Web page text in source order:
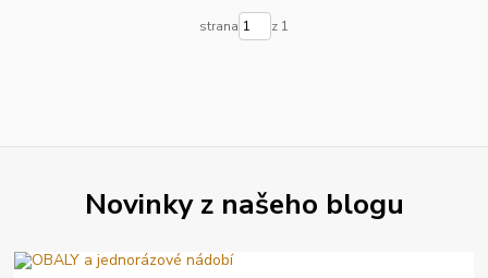
strana z 1
Novinky z našeho blogu